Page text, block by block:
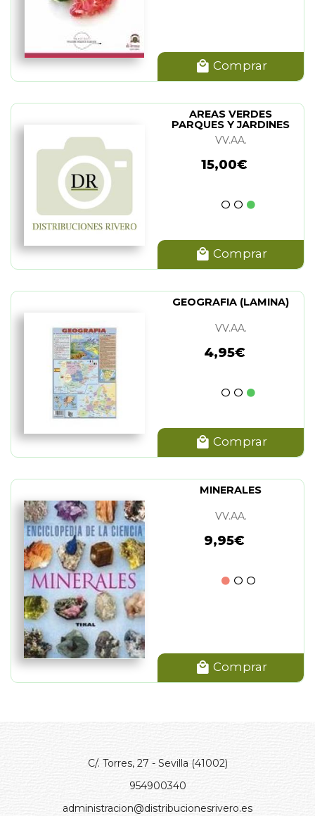
Comprar
AREAS VERDES
PARQUES Y JARDINES
VV.AA.
15,00€
Comprar
GEOGRAFIA (LAMINA)
VV.AA.
4,95€
Comprar
MINERALES
VV.AA.
9,95€
Comprar
C/. Torres, 27 - Sevilla (41002)
954900340
administracion@distribucionesrivero.es